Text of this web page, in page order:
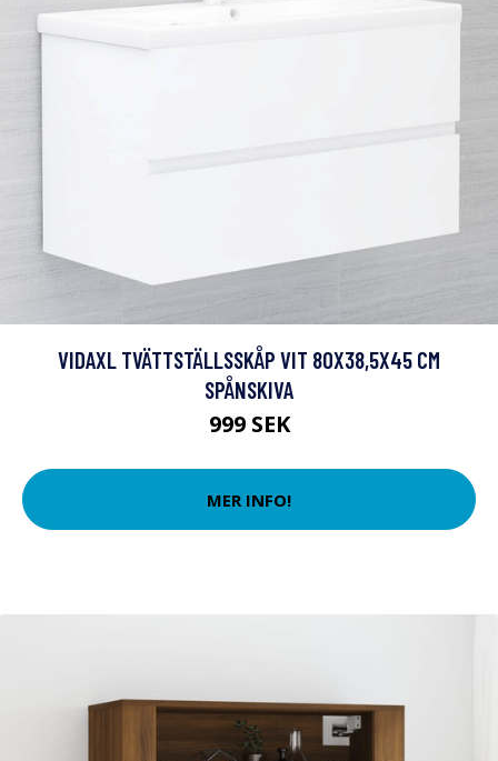
VIDAXL TVÄTTSTÄLLSSKÅP VIT 80X38,5X45 CM
SPÅNSKIVA
999 SEK
MER INFO!